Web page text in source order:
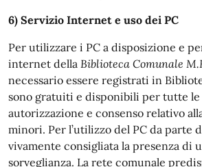
6) Servizio Internet e uso dei PC
Per utilizzare i PC a disposizione e
internet della Biblioteca Comunale
necessario essere registrati in
sono gratuiti e disponibili per tutte le
autorizzazione e consenso relativo
minori. Per l’utilizzo del PC da parte
vivamente consigliata la presenza di
sorveglianza. La rete comunale